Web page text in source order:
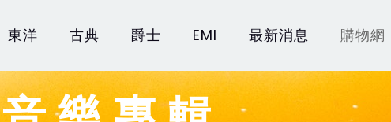
東洋 古典 爵士 EMI 最新消息 購物網